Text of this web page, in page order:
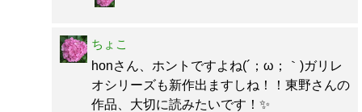
ちょこ
honさん、ホントですよね(´；ω；｀)ガリレ
オシリーズも新作出ますしね！！東野さんの
作品、大切に読みたいです！✨